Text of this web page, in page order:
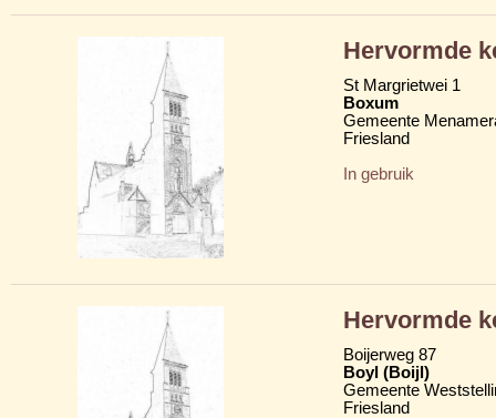
Hervormde
St Margrietwei 1
Boxum
Gemeente
Friesland
In gebruik
Hervormde
Boijerweg 87
Boyl (Boijl)
Gemeente
Friesland